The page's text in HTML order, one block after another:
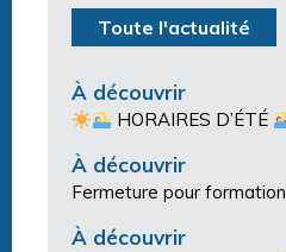
Toute l'actualité
À découvrir
HORAIRES D’ÉTÉ
À découvrir
Fermeture pour formation
À découvrir